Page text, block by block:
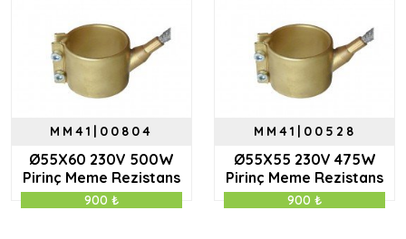
MM41|00804
Ø55X60 230V 500W
Pirinç Meme Rezistans
900 ₺
MM41|00528
Ø55X55 230V 475W
Pirinç Meme Rezistans
900 ₺